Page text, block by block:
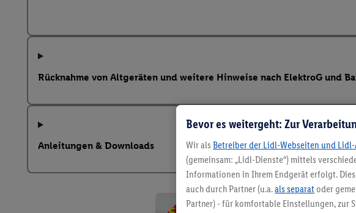
Rücknahme von Altgeräten und weitere Hinweise nach ElektroG und
Anleitungen & Downloads
Bevor es weitergeht: Zur
Wir als Betreiber der Lidl-Webseiten und Lidl-
(gemeinsam: „Lidl-Dienste“) mittels
Informationen in Ihrem Endgerät erfolgt.
auch durch Partner (u.a.als separat oder
Partner) - für komfortable Einstellungen, zur